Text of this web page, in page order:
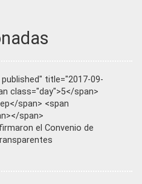
title="2017-09-
class="day">5</span>
span> <span
span>
el Convenio de